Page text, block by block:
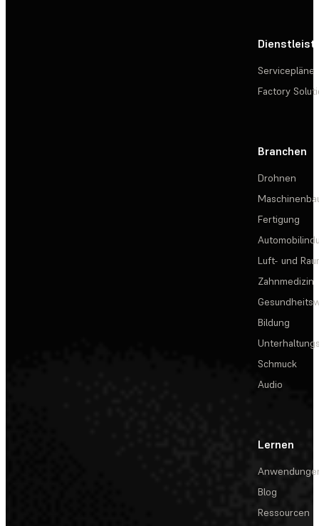
Servicepläne
Factory
Branchen
Drohnen
Fertigung
Luft- und
Zahnmedizin
Bildung
Schmuck
Audio
Lernen
Blog
Ressourcen